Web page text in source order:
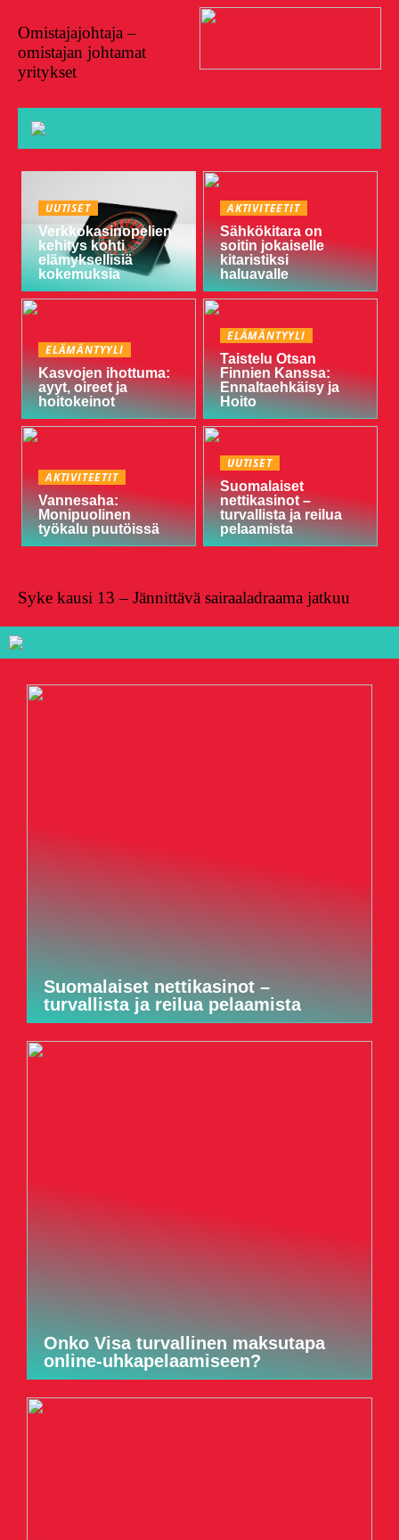
Omistajajohtaja –
omistajan johtamat
yritykset
UUTISET
Verkkokasinopelien
kehitys kohti
elämyksellisiä
kokemuksia
AKTIVITEETIT
Sähkökitara on
soitin jokaiselle
kitaristiksi
haluavalle
ELÄMÄNTYYLI
Kasvojen ihottuma:
ayyt, oireet ja
hoitokeinot
ELÄMÄNTYYLI
Taistelu Otsan
Finnien Kanssa:
Ennaltaehkäisy ja
Hoito
AKTIVITEETIT
Vannesaha:
Monipuolinen
työkalu puutöissä
UUTISET
Suomalaiset
nettikasinot –
turvallista ja reilua
pelaamista
Syke kausi 13 – Jännittävä sairaaladraama jatkuu
Suomalaiset nettikasinot –
turvallista ja reilua pelaamista
Onko Visa turvallinen maksutapa
online-uhkapelaamiseen?